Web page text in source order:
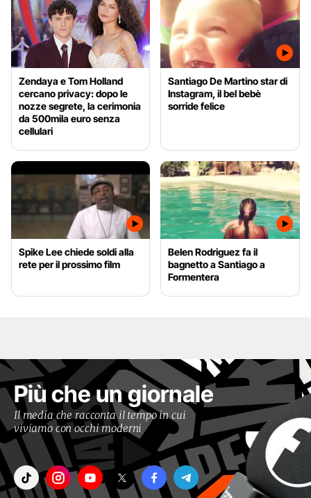
Zendaya e Tom Holland
cercano privacy: dopo le
nozze segrete, la cerimonia
da 500mila euro senza
cellulari
Santiago De Martino star di
Instagram, il bel bebè
sorride felice
Spike Lee chiede soldi alla
rete per il prossimo film
Belen Rodriguez fa il
bagnetto a Santiago a
Formentera
Più che un giornale
Il media che racconta il tempo in cui
viviamo con occhi moderni